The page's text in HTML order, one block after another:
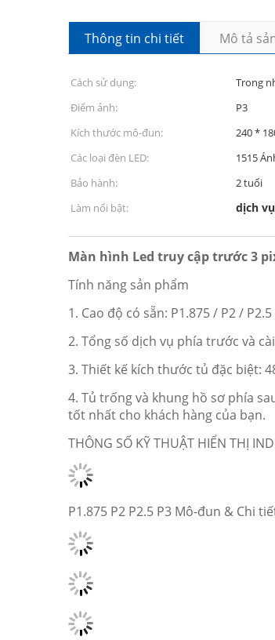
Thông tin chi tiết Mô tả
Cách sử dụng: Trong
Điểm ảnh:
P3
Kích thước mô-đun:
240 *
Các loại đèn LED:
1515
Bảo hành:
2 tuổi
Làm nổi bật:
dịch
Màn hình Led truy cập trước 3
Tính năng sản phẩm
1. Cao độ có sẵn: P1.875 / P2 / P2.5
2. Tổng số dịch vụ phía trước và
3. Thiết kế kích thước tủ đặc biệt:
4. Tủ trống và khung hồ sơ phía
tốt nhất cho khách hàng của bạn.
THÔNG SỐ KỸ THUẬT HIỂN THỊ
P1.875 P2 P2.5 P3 Mô-đun & Chi